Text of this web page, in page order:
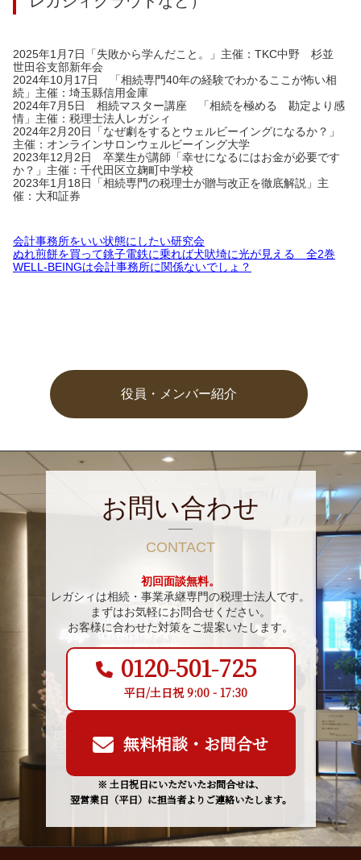
2025年1月7日「失敗から学んだこと。」主催：TKC中野 杉並
世田谷支部新年会
2024年10月17日 「相続専門40年の経験でわかるここが怖い相
続」主催：埼玉縣信用金庫
2024年7月5日 相続マスター講座 「相続を極める 勘定より感
情」主催：税理士法人レガシィ
2024年2月20日「なぜ劇をするとウェルビーイングになるか？」
主催：オンラインサロンウェルビーイング大学
2023年12月2日 卒業生が講師「幸せになるにはお金が必要です
か？」主催：千代田区立麹町中学校
2023年1月18日「相続専門の税理士が贈与改正を徹底解説」主
催：大和証券
会計事務所をいい状態にしたい研究会
ぬれ煎餅を買って銚子電鉄に乗れば犬吠埼に光が見える 全2巻
WELL-BEINGは会計事務所に関係ないでしょ？
役員・メンバー紹介
お問い合わせ
CONTACT
初回面談無料。
レガシィは相続・事業承継専門の税理士法人です。
まずはお気軽にお問合せください。
お客様に合わせた対策をご提案いたします。
0120-501-725
平日/土日祝 9:00 - 17:30
無料相談・お問合せ
※ 土日祝日にいただいたお問合せは、
翌営業日（平日）に担当者よりご連絡いたします。